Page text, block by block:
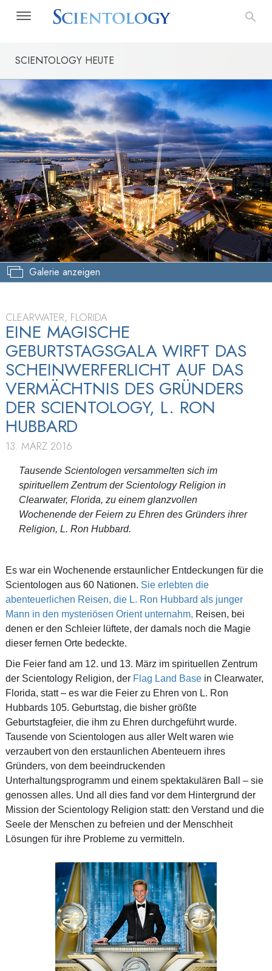
SCIENTOLOGY HEUTE
Galerie anzeigen
CLEARWATER, FLORIDA
EINE MAGISCHE
GEBURTSTAGSGALA WIRFT DAS
SCHEINWERFERLICHT AUF DAS
VERMÄCHTNIS DES GRÜNDERS
DER SCIENTOLOGY, L. RON
HUBBARD
13. MÄRZ 2016
Tausende Scientologen versammelten sich im
spirituellem Zentrum der Scientology Religion in
Clearwater, Florida, zu einem glanzvollen
Wochenende der Feiern zu Ehren des Gründers ihrer
Religion, L. Ron Hubbard.
Es war ein Wochenende erstaunlicher Entdeckungen für die
Scientologen aus 60 Nationen. Sie erlebten die
abenteuerlichen Reisen, die L. Ron Hubbard als junger
Mann in den mysteriösen Orient unternahm, Reisen, bei
denen er den Schleier lüftete, der damals noch die Magie
dieser fernen Orte bedeckte.
Die Feier fand am 12. und 13. März im spirituellen Zentrum
der Scientology Religion, der Flag Land Base in Clearwater,
Florida, statt – es war die Feier zu Ehren von L. Ron
Hubbards 105. Geburtstag, die bisher größte
Geburtstagfeier, die ihm zu Ehren durchgeführt wurde.
Tausende von Scientologen aus aller Welt waren wie
verzaubert von den erstaunlichen Abenteuern ihres
Gründers, von dem beeindruckenden
Unterhaltungsprogramm und einem spektakulären Ball – sie
genossen alles. Und all dies fand vor dem Hintergrund der
Mission der Scientology Religion statt: den Verstand und die
Seele der Menschen zu befreien und der Menschheit
Lösungen für ihre Probleme zu vermitteln.